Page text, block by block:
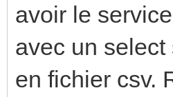
avoir le
avec un
en fichier csv.